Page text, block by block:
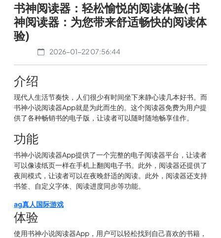
书神阅读器：轻松愉悦的阅读体验(书
神阅读器：为您带来舒适畅快的阅读体
验)
2026-01-22 07:56:44
介绍
现代人生活节奏快，人们很少有时间坐下来静心读几本好书。而
书神小说阅读器App就是为此而生的。这个阅读器免费为用户提
供了各种畅销书的电子版，让读者可以随时随地畅享佳作。
功能
书神小说阅读器App提供了一个完整的电子阅读器平台，让读者
可以像读纸页一样在手机上翻阅电子书。此外，阅读器还提供了
夜间模式，让读者可以在夜晚舒适的阅读。此外，阅读器还支持
书签、自定义字体、阅读进度同步等功能。
ag真人国际游戏
体验
使用书神小说阅读器App，用户可以轻松找到自己喜欢的书籍，